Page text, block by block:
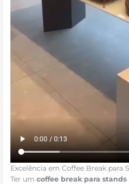
Excelência em Coffee Break para
Ter umcoffee break para stands